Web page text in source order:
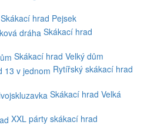
Skákací hrad Pejsek
Skákací hrad
Skákací hrad Velký dům
Rytířský skákací hrad
Skákací hrad Velká
XXL párty skákací hrad